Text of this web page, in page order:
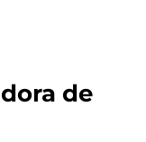
de